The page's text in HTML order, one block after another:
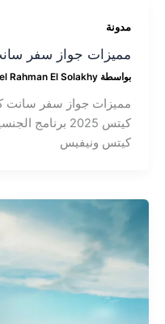
مدونة
مميزات جواز سفر
بواسطة Rahman El Solakhy
مميزات جواز سفر سانت
كيتس 2025
كيتس ونيفيس